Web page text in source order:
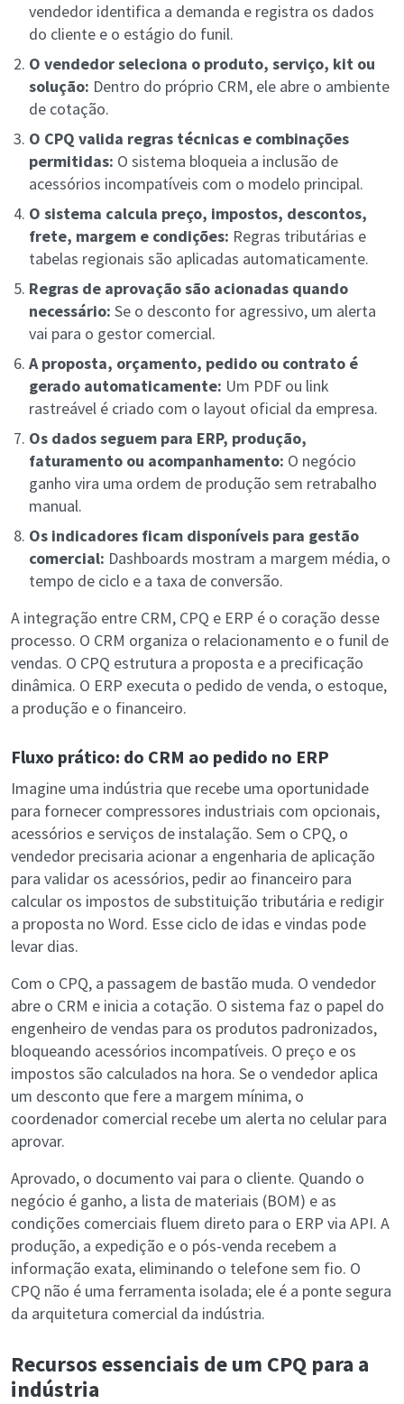
vendedor identifica a demanda e registra os dados
do cliente e o estágio do funil.
O vendedor seleciona o produto, serviço, kit ou
solução: Dentro do próprio CRM, ele abre o ambiente
de cotação.
O CPQ valida regras técnicas e combinações
permitidas: O sistema bloqueia a inclusão de
acessórios incompatíveis com o modelo principal.
O sistema calcula preço, impostos, descontos,
frete, margem e condições: Regras tributárias e
tabelas regionais são aplicadas automaticamente.
Regras de aprovação são acionadas quando
necessário: Se o desconto for agressivo, um alerta
vai para o gestor comercial.
A proposta, orçamento, pedido ou contrato é
gerado automaticamente: Um PDF ou link
rastreável é criado com o layout oficial da empresa.
Os dados seguem para ERP, produção,
faturamento ou acompanhamento: O negócio
ganho vira uma ordem de produção sem retrabalho
manual.
Os indicadores ficam disponíveis para gestão
comercial: Dashboards mostram a margem média, o
tempo de ciclo e a taxa de conversão.
A integração entre CRM, CPQ e ERP é o coração desse
processo. O CRM organiza o relacionamento e o funil de
vendas. O CPQ estrutura a proposta e a precificação
dinâmica. O ERP executa o pedido de venda, o estoque,
a produção e o financeiro.
Fluxo prático: do CRM ao pedido no ERP
Imagine uma indústria que recebe uma oportunidade
para fornecer compressores industriais com opcionais,
acessórios e serviços de instalação. Sem o CPQ, o
vendedor precisaria acionar a engenharia de aplicação
para validar os acessórios, pedir ao financeiro para
calcular os impostos de substituição tributária e redigir
a proposta no Word. Esse ciclo de idas e vindas pode
levar dias.
Com o CPQ, a passagem de bastão muda. O vendedor
abre o CRM e inicia a cotação. O sistema faz o papel do
engenheiro de vendas para os produtos padronizados,
bloqueando acessórios incompatíveis. O preço e os
impostos são calculados na hora. Se o vendedor aplica
um desconto que fere a margem mínima, o
coordenador comercial recebe um alerta no celular para
aprovar.
Aprovado, o documento vai para o cliente. Quando o
negócio é ganho, a lista de materiais (BOM) e as
condições comerciais fluem direto para o ERP via API. A
produção, a expedição e o pós-venda recebem a
informação exata, eliminando o telefone sem fio. O
CPQ não é uma ferramenta isolada; ele é a ponte segura
da arquitetura comercial da indústria.
Recursos essenciais de um CPQ para a
indústria